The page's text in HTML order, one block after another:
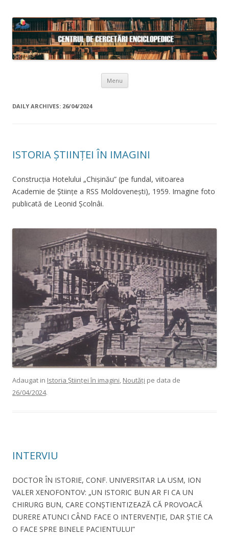
Menu Skip to content
DAILY ARCHIVES: 26/04/2024
ISTORIA ȘTIINȚEI ÎN IMAGINI
Construcția Hotelului „Chișinău” (pe fundal, viitoarea
Academie de Științe a RSS Moldovenești), 1959. Imagine foto
publicată de Leonid Școlnâi.
Adaugat in Istoria Științei în imagini, Noutăți pe data de
26/04/2024.
INTERVIU
DOCTOR ÎN ISTORIE, CONF. UNIVERSITAR LA USM, ION
VALER XENOFONTOV: „UN ISTORIC BUN AR FI CA UN
CHIRURG BUN, CARE CONȘTIENTIZEAZĂ CĂ PROVOACĂ
DURERE ATUNCI CÂND FACE O INTERVENȚIE, DAR ȘTIE CA
O FACE SPRE BINELE PACIENTULUI”